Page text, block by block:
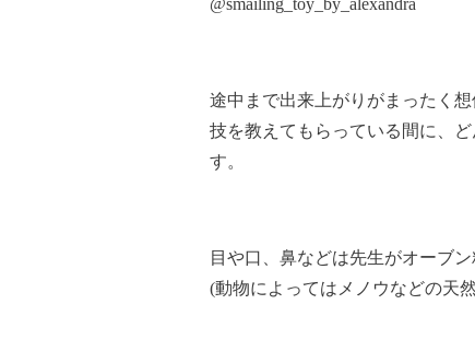
@smailing_toy_by_alexandra
途中まで出来上がりがまったく
技を教えてもらっている間に、
す。
目や口、鼻などは先生がオーブ
(動物によってはメノウなどの天